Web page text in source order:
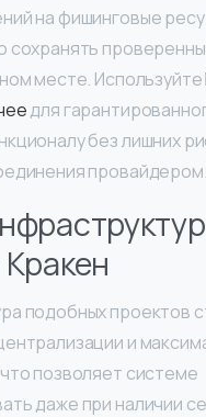
на фишинговые
сохранять
месте. Используйте
для
без лишних
провайдером.
подобных проектов
и
позволяет системе
даже при наличии